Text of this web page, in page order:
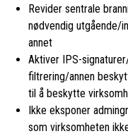
Revider sentrale
nødvendig utgående/
annet
Aktiver IPS-
filtrering/annen
til å beskytte
Ikke eksponer
som virksomheten